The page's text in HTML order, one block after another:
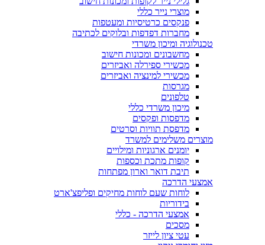
מוצרי נייר כללי
פנקסים כרטיסיות ומעטפות
מחברות דפדפות ובלוקים לכתיבה
טכנולוגיה ומיכון משרדי
מחשבונים ומכונות חישוב
מכשירי ספירלה ואביזרים
מכשירי למינציה ואביזרים
מגרסות
טלפונים
מיכון משרדי כללי
מדפסות ופקסים
מדפסת תוויות וסרטים
מוצרים משלימים למשרד
יומנים ארגוניות ומילויים
קופות מתכת וכספות
תיבת דואר וארון מפתחות
אמצעי הדרכה
לוחות שעם לוחות מחיקים ופליפצ'ארט
בידוריות
אמצעי הדרכה - כללי
מסכים
עטי ציון לייזר